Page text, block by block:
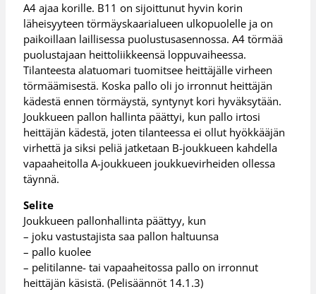
A4 ajaa korille. B11 on sijoittunut hyvin korin
läheisyyteen törmäyskaarialueen ulkopuolelle ja on
paikoillaan laillisessa puolustusasennossa. A4 törmää
puolustajaan heittoliikkeensä loppuvaiheessa.
Tilanteesta alatuomari tuomitsee heittäjälle virheen
törmäämisestä. Koska pallo oli jo irronnut heittäjän
kädestä ennen törmäystä, syntynyt kori hyväksytään.
Joukkueen pallon hallinta päättyi, kun pallo irtosi
heittäjän kädestä, joten tilanteessa ei ollut hyökkääjän
virhettä ja siksi peliä jatketaan B-joukkueen kahdella
vapaaheitolla A-joukkueen joukkuevirheiden ollessa
täynnä.
Selite
Joukkueen pallonhallinta päättyy, kun
– joku vastustajista saa pallon haltuunsa
– pallo kuolee
– pelitilanne- tai vapaaheitossa pallo on irronnut
heittäjän käsistä. (Pelisäännöt 14.1.3)